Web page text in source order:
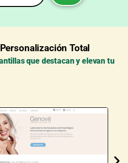
Total
que destacan y elevan tu